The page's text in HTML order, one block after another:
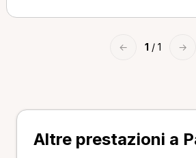
← 1 / 1 →
Altre prestazioni a